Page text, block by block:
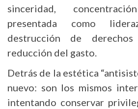
sinceridad,
presentada como
destrucción de
reducción del gasto.
Detrás de la estética
nuevo: son los mismos
intentando conservar